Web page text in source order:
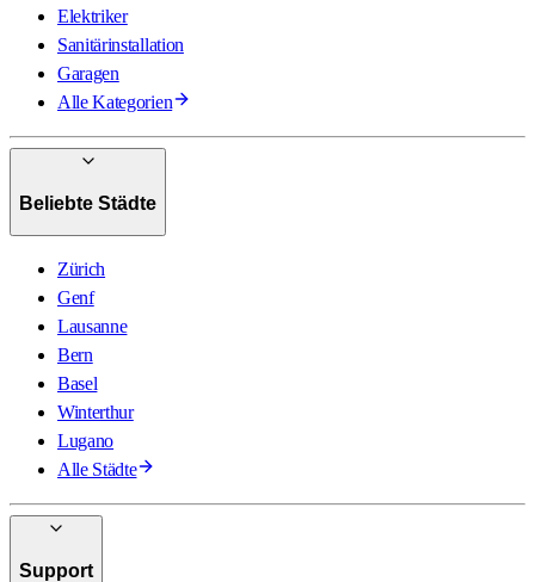
Elektriker
Sanitärinstallation
Garagen
Alle Kategorien
Beliebte Städte
Zürich
Genf
Lausanne
Bern
Basel
Winterthur
Lugano
Alle Städte
Support